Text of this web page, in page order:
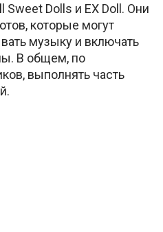
Sweet Dolls и EX Doll. Они
которые могут
музыку и включать
В общем, по
выполнять часть